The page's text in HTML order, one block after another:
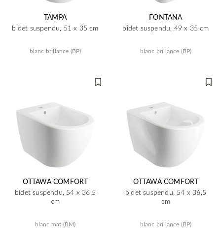
TAMPA
bidet suspendu, 51 x 35 cm
blanc brillance (BP)
FONTANA
bidet suspendu, 49 x 35 cm
blanc brillance (BP)
OTTAWA COMFORT
bidet suspendu, 54 x 36,5
cm
blanc mat (BM)
OTTAWA COMFORT
bidet suspendu, 54 x 36,5
cm
blanc brillance (BP)